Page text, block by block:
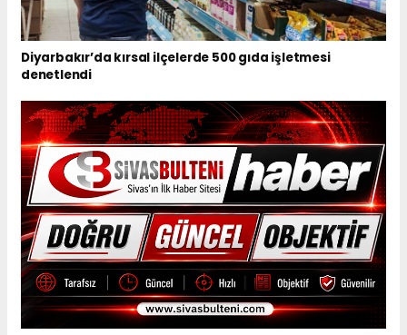
Diyarbakır’da kırsal ilçelerde 500 gıda işletmesi
denetlendi